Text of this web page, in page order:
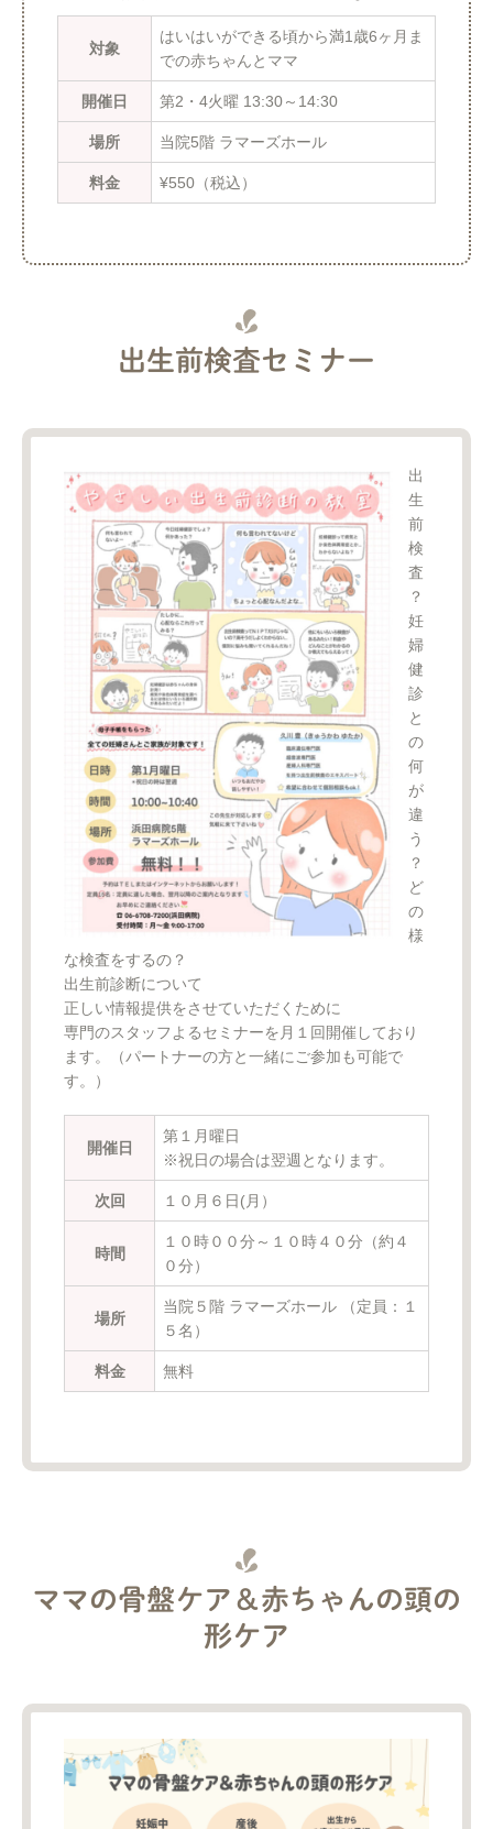
対象
はいはいができる頃から満1歳6ヶ月ま
での赤ちゃんとママ
開催日 第2・4火曜 13:30～14:30
場所 当院5階 ラマーズホール
料金 ¥550（税込）
出生前検査セミナー
出
生
前
検
査
？
妊
婦
健
診
と
の
何
が
違
う
？
ど
の
様
な検査をするの？
出生前診断について
正しい情報提供をさせていただくために
専門のスタッフよるセミナーを月１回開催しており
ます。（パートナーの方と一緒にご参加も可能で
す。）
開催日
第１月曜日
※祝日の場合は翌週となります。
次回 １０月６日(月）
時間
１０時００分～１０時４０分（約４
０分）
場所
当院５階 ラマーズホール （定員：１
５名）
料金 無料
ママの骨盤ケア＆赤ちゃんの頭の
形ケア